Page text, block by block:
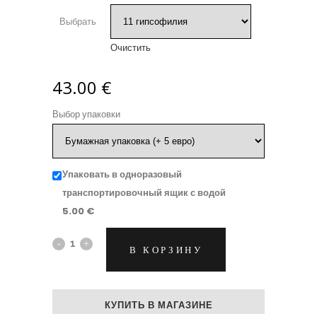
Выбрать
Очистить
43.00 €
Выбор упаковки
Упаковать в одноразовый
транспортировочный ящик с водой
5.00 €
Двухцветный
В КОРЗИНУ
КУПИТЬ В МАГАЗИНЕ